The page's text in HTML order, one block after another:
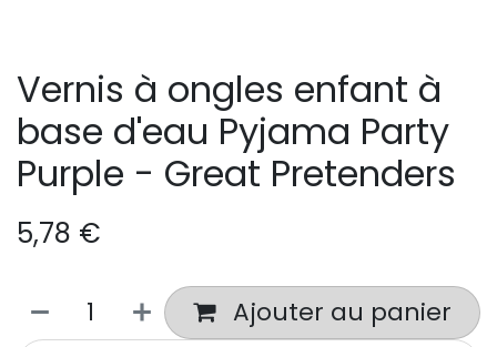
Vernis à ongles enfant à
base d'eau Pyjama Party
Purple - Great Pretenders
5,78 €
Ajouter au panier